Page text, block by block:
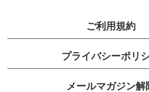
ご利用規約
プライバシーポリ
メールマガジン解